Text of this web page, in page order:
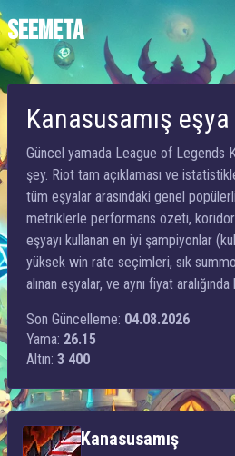
SEEMETA
Kanasusamış
Güncel yamada League of Legends
şey. Riot tam açıklaması ve
tüm eşyalar arasındaki genel
metriklerle performans özeti, koridor
eşyayı kullanan en iyi şampiyonlar
yüksek win rate seçimleri, sık
alınan eşyalar, ve aynı fiyat
Son Güncelleme: 04.08.2026
Yama: 26.15
Altın: 3 400
Kanasusamış